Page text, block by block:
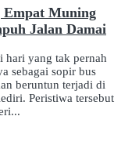
Empat Muning
Jalan Damai
yang tak pernah
sebagai sopir bus
beruntun terjadi di
Peristiwa tersebut